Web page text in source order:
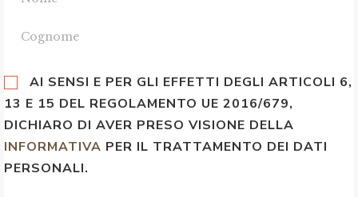
AI SENSI E PER GLI EFFETTI DEGLI ARTICOLI 6,
13 E 15 DEL REGOLAMENTO UE 2016/679,
DICHIARO DI AVER PRESO VISIONE DELLA
INFORMATIVA PER IL TRATTAMENTO DEI DATI
PERSONALI.